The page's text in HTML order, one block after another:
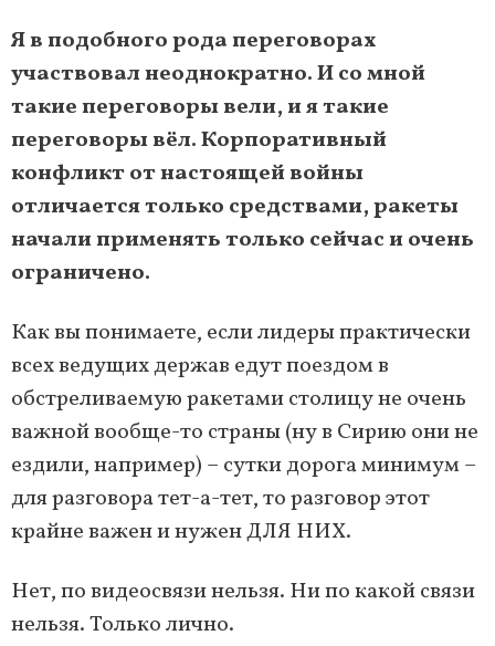
Я в подобного рода переговорах
участвовал неоднократно. И со мной
такие переговоры вели, и я такие
переговоры вёл. Корпоративный
конфликт от настоящей войны
отличается только средствами, ракеты
начали применять только сейчас и очень
ограничено.
Как вы понимаете, если лидеры практически
всех ведущих держав едут поездом в
обстреливаемую ракетами столицу не очень
важной вообще-то страны (ну в Сирию они не
ездили, например) – сутки дорога минимум –
для разговора тет-а-тет, то разговор этот
крайне важен и нужен ДЛЯ НИХ.
Нет, по видеосвязи нельзя. Ни по какой связи
нельзя. Только лично.